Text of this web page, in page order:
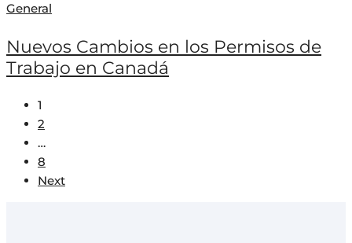
General
Nuevos Cambios en los Permisos de
Trabajo en Canadá
1
2
…
8
Next